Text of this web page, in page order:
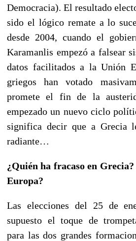
Democracia). El resultado
sido el lógico remate a lo
desde 2004, cuando el
Karamanlis empezó a falsear
datos facilitados a la Unión
griegos han votado
promete el fin de la
empezado un nuevo ciclo
significa decir que a Grecia
radiante…
¿Quién ha fracaso en
Europa?
Las elecciones del 25 de
supuesto el toque de
para las dos grandes